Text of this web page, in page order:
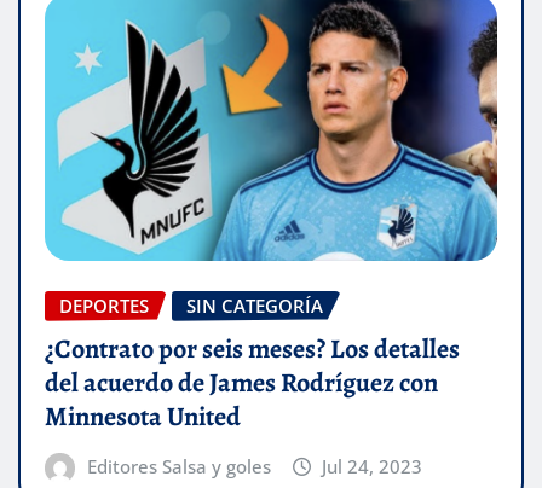
DEPORTES SIN CATEGORÍA
¿Contrato por seis meses? Los detalles
del acuerdo de James Rodríguez con
Minnesota United
Editores Salsa y goles Jul 24, 2023